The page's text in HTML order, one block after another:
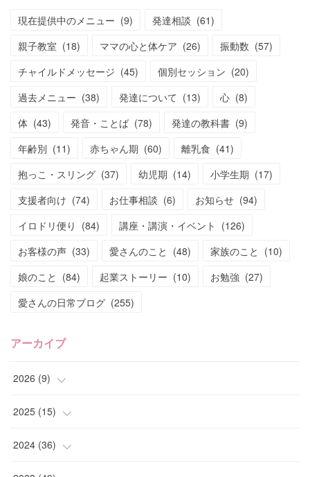
現在提供中のメニュー (9) 発達相談 (61)
親子教室 (18) ママの心と体ケア (26) 振動数 (57)
チャイルドメッセージ (45) 個別セッション (20)
過去メニュー (38) 発達について (13) 心 (8)
体 (43) 発音・ことば (78) 発達の教科書 (9)
年齢別 (11) 赤ちゃん期 (60) 離乳食 (41)
抱っこ・スリング (37) 幼児期 (14) 小学生期 (17)
支援者向け (74) お仕事相談 (6) お知らせ (94)
イロドリ便り (84) 講座・講演・イベント (126)
お客様の声 (33) 愛さんのこと (48) 家族のこと (10)
娘のこと (84) 起業ストーリー (10) お勉強 (27)
愛さんの日常ブログ (255)
アーカイブ
2026 (9)
(4)
(2)
(1)
2025 (15)
(4)
2024 (36)